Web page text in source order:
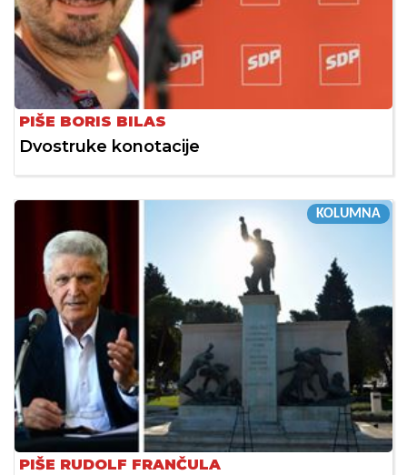
PIŠE BORIS BILAS
Dvostruke konotacije
KOLUMNA
PIŠE RUDOLF FRANČULA